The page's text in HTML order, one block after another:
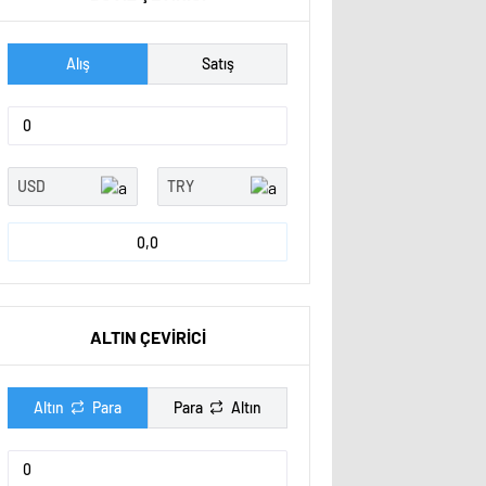
Alış Satış
0,0
ALTIN ÇEVİRİCİ
Altın Para Para Altın